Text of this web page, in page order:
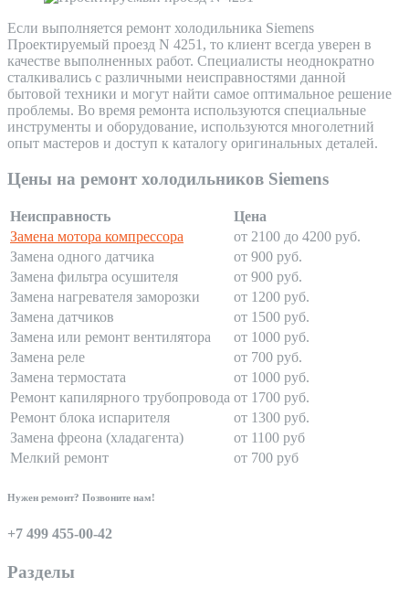
Если выполняется ремонт холодильника Siemens
Проектируемый проезд N 4251, то клиент всегда уверен в
качестве выполненных работ. Специалисты неоднократно
сталкивались с различными неисправностями данной
бытовой техники и могут найти самое оптимальное решение
проблемы. Во время ремонта используются специальные
инструменты и оборудование, используются многолетний
опыт мастеров и доступ к каталогу оригинальных деталей.
Цены на ремонт холодильников Siemens
Неисправность
Цена
Замена мотора компрессора
от 2100 до 4200 руб.
Замена одного датчика
от 900 руб.
Замена фильтра осушителя
от 900 руб.
Замена нагревателя заморозки
от 1200 руб.
Замена датчиков
от 1500 руб.
Замена или ремонт вентилятора
от 1000 руб.
Замена реле
от 700 руб.
Замена термостата
от 1000 руб.
Ремонт капилярного трубопровода от 1700 руб.
Ремонт блока испарителя
от 1300 руб.
Замена фреона (хладагента)
от 1100 руб
Мелкий ремонт
от 700 руб
Нужен ремонт? Позвоните нам!
+7 499 455-00-42
Разделы